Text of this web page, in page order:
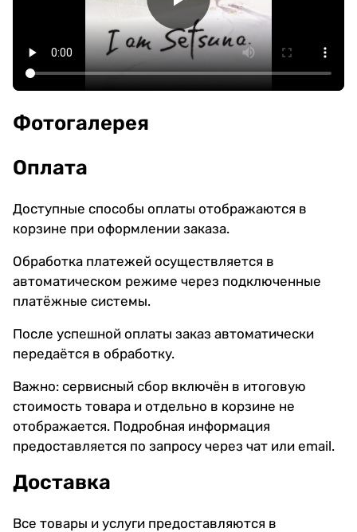
Фотогалерея
Оплата
Доступные способы оплаты отображаются в
корзине при оформлении заказа.
Обработка платежей осуществляется в
автоматическом режиме через подключенные
платёжные системы.
После успешной оплаты заказ автоматически
передаётся в обработку.
Важно: сервисный сбор включён в итоговую
стоимость товара и отдельно в корзине не
отображается. Подробная информация
предоставляется по запросу через чат или email.
Доставка
Все товары и услуги предоставляются в